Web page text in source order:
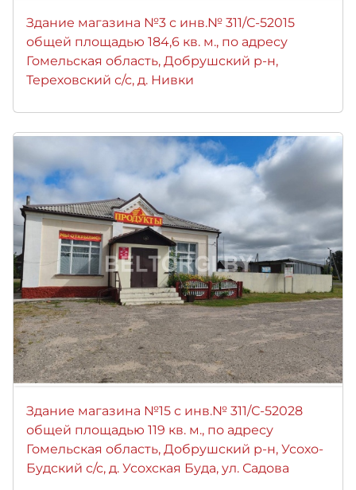
Здание магазина №3 с инв.№ 311/С-52015
общей площадью 184,6 кв. м., по адресу
Гомельская область, Добрушский р-н,
Тереховский с/с, д. Нивки
Здание магазина №15 с инв.№ 311/С-52028
общей площадью 119 кв. м., по адресу
Гомельская область, Добрушский р-н, Усохо-
Будский с/с, д. Усохская Буда, ул. Садова